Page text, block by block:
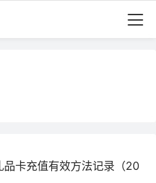
卡充值有效方法记录（20